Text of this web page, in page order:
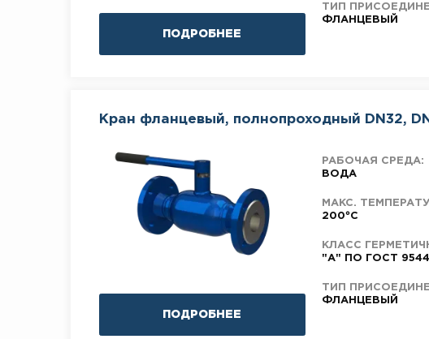
ПОДРОБНЕЕ
ТИП
ФЛАНЦЕВЫЙ
Кран фланцевый, полнопроходный DN32,
ПОДРОБНЕЕ
РАБОЧАЯ СРЕДА:
ВОДА
МАКС.
200°C
КЛАСС
"А" ПО ГОСТ
ТИП
ФЛАНЦЕВЫЙ